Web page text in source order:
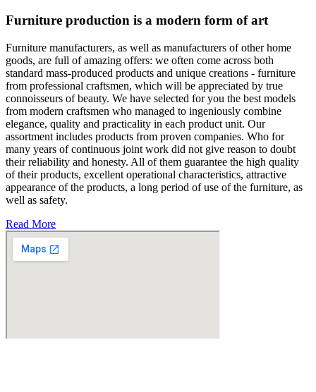
Furniture production is a modern form of art
Furniture manufacturers, as well as manufacturers of other home
goods, are full of amazing offers: we often come across both
standard mass-produced products and unique creations - furniture
from professional craftsmen, which will be appreciated by true
connoisseurs of beauty. We have selected for you the best models
from modern craftsmen who managed to ingeniously combine
elegance, quality and practicality in each product unit. Our
assortment includes products from proven companies. Who for
many years of continuous joint work did not give reason to doubt
their reliability and honesty. All of them guarantee the high quality
of their products, excellent operational characteristics, attractive
appearance of the products, a long period of use of the furniture, as
well as safety.
Read More